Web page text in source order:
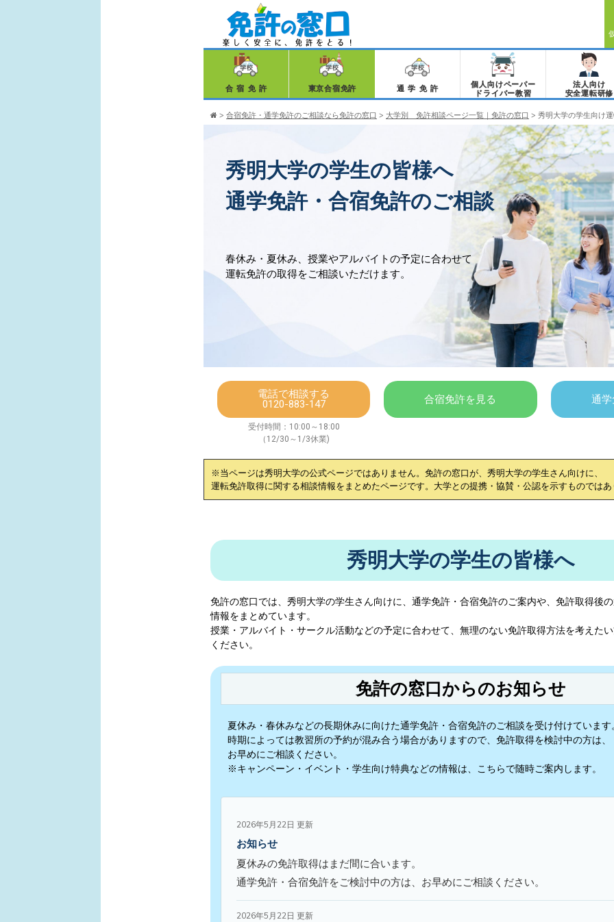
合宿免許 東京合宿免許 通学免許
個人向けペーパー
ドライバー教習
法人向け
安全運転研修
> 合宿免許・通学免許のご相談なら免許の窓口 > 大学別 免許相談ページ一覧｜免許の窓口 > 秀明大学の学生向け
秀明大学の学生の皆様へ
通学免許・合宿免許のご相談
春休み・夏休み、授業やアルバイトの予定に合わせて
運転免許の取得をご相談いただけます。
電話で相談する
0120-883-147
受付時間：10:00～18:00
（12/30～1/3休業)
合宿免許を見る 通
※当ページは秀明大学の公式ページではありません。免許の窓口が、 秀明大学の学生さん向けに、
運転免許取得に関する相談情報をまとめたページです。大学との提携・協賛・公認を示すものでは
秀明大学の学生の皆様へ
免許の窓口では、 秀明大学の学生さん向けに、通学免許・合宿免許のご案内や、免許取得後
情報をまとめています。
授業・アルバイト・サークル活動などの予定に合わせて、無理のない免許取得方法を考えた
ください。
免許の窓口からのお知らせ
夏休み・春休みなどの長期休みに向けた通学免許・合宿免許のご相談を受け付けています
時期によっては教習所の予約が混み合う場合がありますので、免許取得を検討中の方は、
お早めにご相談ください。
※キャンペーン・イベント・学生向け特典などの情報は、こちらで随時ご案内します。
2026年5月22日 更新
お知らせ
夏休みの免許取得はまだ間に合います。
通学免許・合宿免許をご検討中の方は、お早めにご相談ください。
2026年5月22日 更新